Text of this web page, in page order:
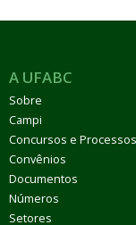
A UFABC
Sobre
Campi
Concursos e
Convênios
Documentos
Números
Setores